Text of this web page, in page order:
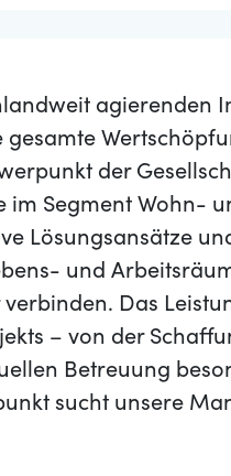
agierenden
der
im Segment Wohn-
Lösungsansätze
und
Das
– von der
Betreuung
sucht unsere